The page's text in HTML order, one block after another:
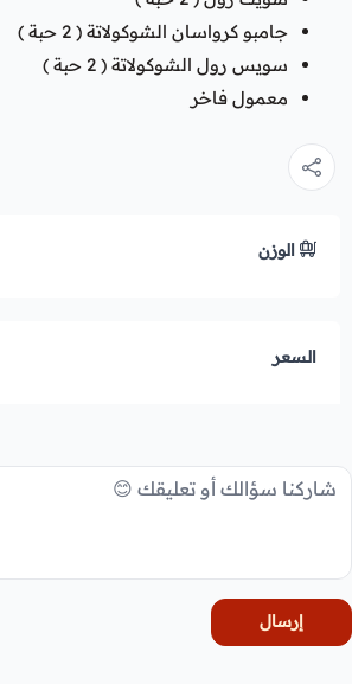
جامبو كرواسان الشوكولاتة ( 2 حبة )
سويس رول الشوكولاتة ( 2 حبة )
معمول فاخر
الوزن
السعر
إرسال